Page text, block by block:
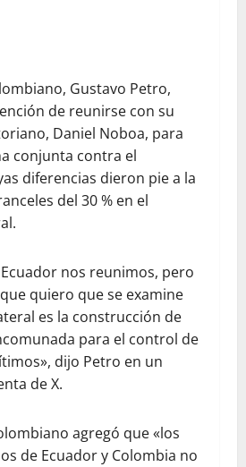
Gustavo Petro,
de reunirse con su
Daniel Noboa, para
conjunta contra el
diferencias dieron pie a la
del 30 % en el
nos reunimos, pero
quiero que se examine
es la construcción de
para el control de
dijo Petro en un
de X.
agregó que «los
de Ecuador y Colombia no